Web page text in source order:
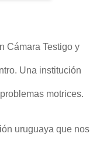
Cámara Testigo y
Una institución
motrices.
uruguaya que nos